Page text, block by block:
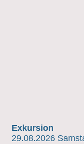
Exkursion
29.08.2026